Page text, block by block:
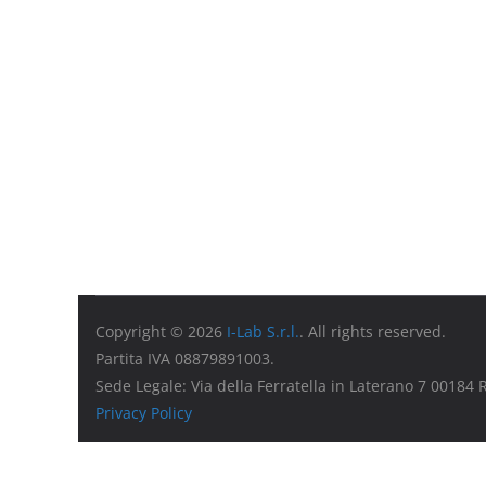
Copyright © 2026 I-Lab S.r.l.. All rights reserved.
Partita IVA 08879891003.
Sede Legale: Via della Ferratella in Laterano 7 00184
Privacy Policy